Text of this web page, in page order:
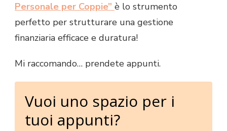
Personale per Coppie” è lo strumento
perfetto per strutturare una gestione
finanziaria efficace e duratura!
Mi raccomando… prendete appunti.
Vuoi uno spazio per i
tuoi appunti?